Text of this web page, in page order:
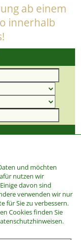
und möchten
nutzen wir
davon sind
verwenden wir nur
für Sie zu verbessern.
Cookies finden Sie
ab einem
innerhalb